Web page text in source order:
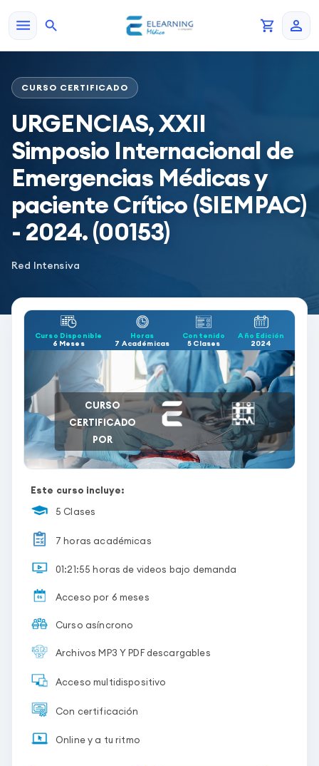
CURSO CERTIFICADO
URGENCIAS, XXII
Simposio Internacional de
Emergencias Médicas y
paciente Crítico (SIEMPAC)
- 2024. (00153)
Red Intensiva
Curso Disponible
6 Meses
Horas
7 Académicas
Contenido
5 Clases
Año Edición
2024
CURSO
CERTIFICADO
POR
Este curso incluye:
5 Clases
7 horas académicas
01:21:55 horas de videos bajo demanda
Acceso por 6 meses
Curso asíncrono
Archivos MP3 Y PDF descargables
Acceso multidispositivo
Con certificación
Online y a tu ritmo